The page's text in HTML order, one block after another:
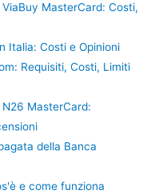
MasterCard: Costi,
Italia: Costi e Opinioni
Requisiti, Costi, Limiti
MasterCard:
della Banca
e come funziona